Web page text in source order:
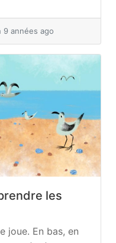
douces et...
années ago
les
joue. En bas, en